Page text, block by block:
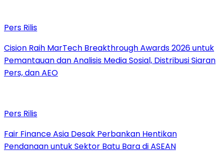
Pers Rilis
Cision Raih MarTech Breakthrough Awards 2026 untuk
Pemantauan dan Analisis Media Sosial, Distribusi Siaran
Pers, dan AEO
Pers Rilis
Fair Finance Asia Desak Perbankan Hentikan
Pendanaan untuk Sektor Batu Bara di ASEAN